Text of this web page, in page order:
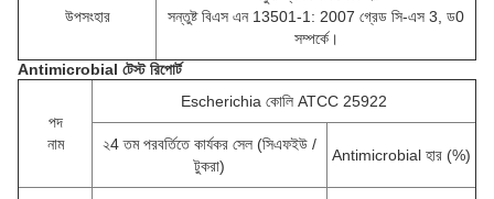
উপসংহার
সন্তুষ্ট বিএস এন 13501-1: 2007 গ্রেড সি-এস 3, ড0
সম্পর্কে।
Antimicrobial টেস্ট রিপোর্ট
পদ
নাম
Escherichia কোলি ATCC 25922
২4 তম পরবর্তিতে কার্যকর সেল (সিএফইউ /
টুকরা)
Antimicrobial হার (%)